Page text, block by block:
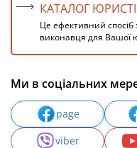
КАТАЛОГ
Це ефективний спосіб
виконавця для Вашої
Ми в соціальних
page
viber